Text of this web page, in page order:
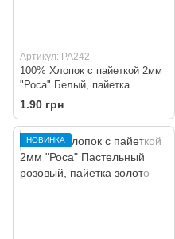
Артикул: PA242
100% Хлопок с пайеткой 2мм
"Роса" Белый, пайетка
серебро
1.90 грн
НОВИНКА